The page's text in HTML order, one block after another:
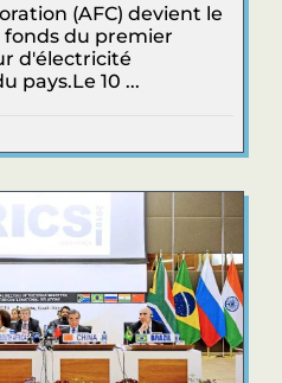
(AFC) devient le
du premier
d'électricité
pays.Le 10 ...